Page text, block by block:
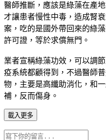
醫師推斷，應該是綠藻在產
才讓患者慢性中毒，造成腎
案，吃的是國外帶回來的綠
許可證，等於求償無門。
業者宣稱綠藻功效，可以調
疫系統都顧得到，不過醫師
物，主要是高纖助消化，和
補，反而傷身。
載入更多